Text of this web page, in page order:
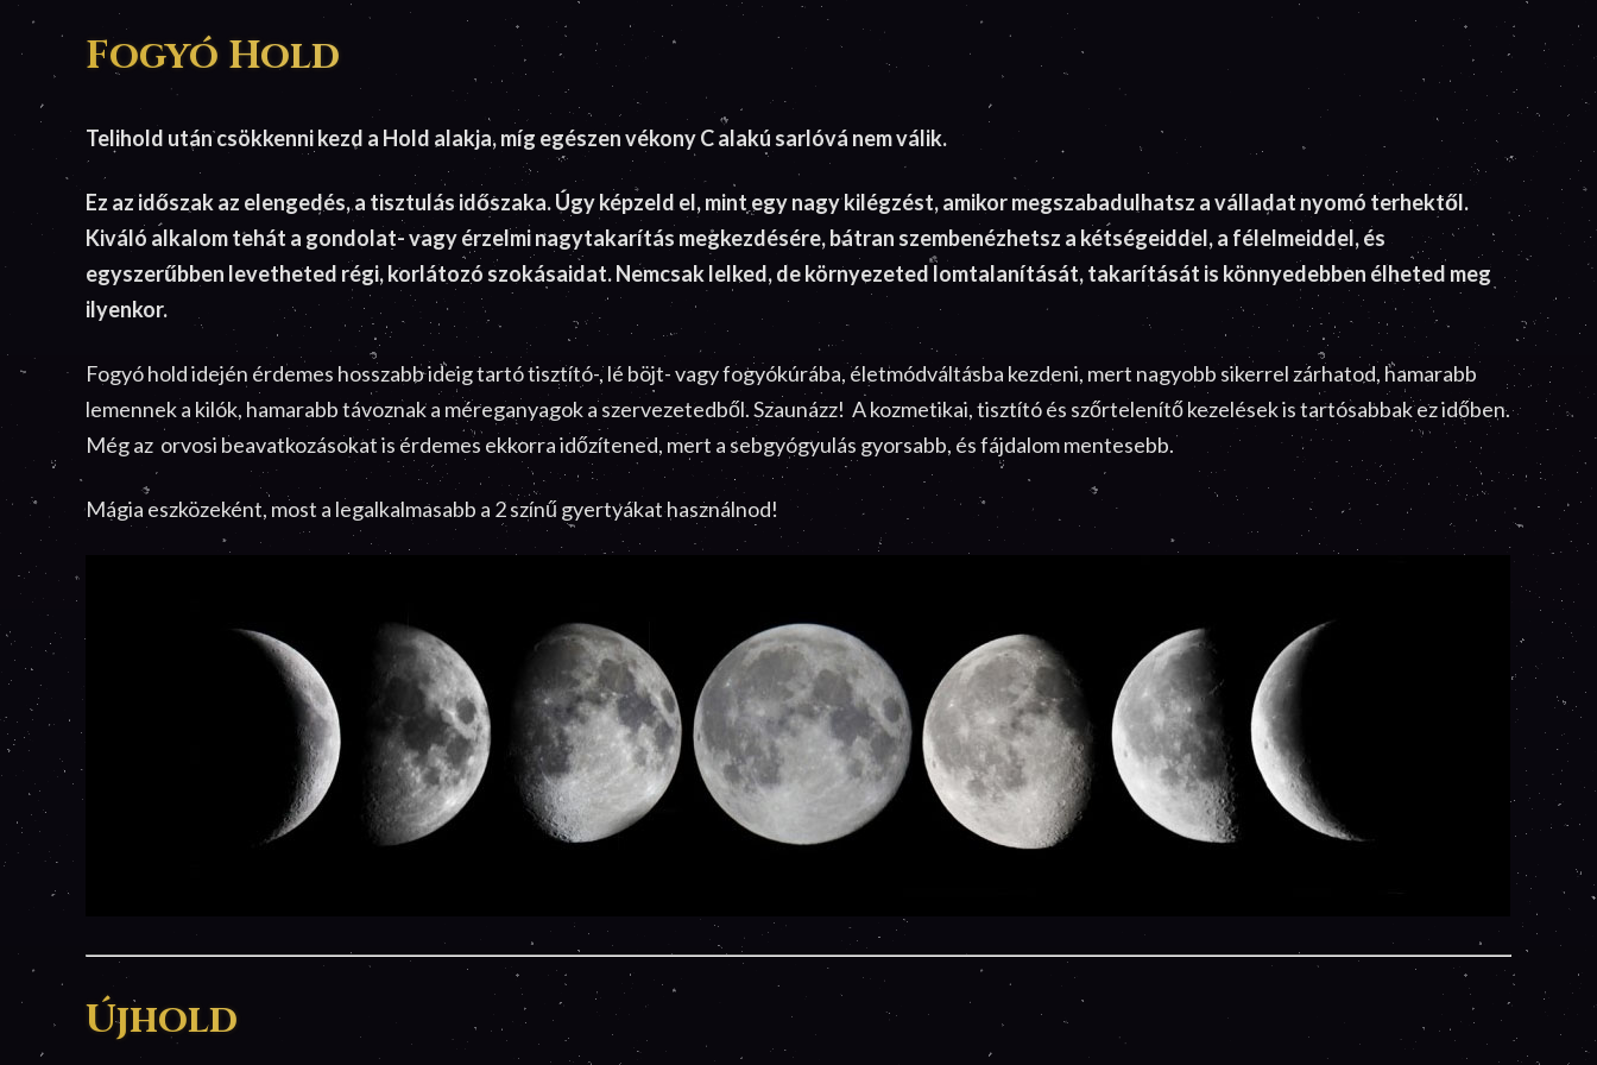
Fogyó Hold
Telihold után csökkenni kezd a Hold alakja, míg egészen vékony C alakú sarlóvá nem válik.
Ez az időszak az elengedés, a tisztulás időszaka. Úgy képzeld el, mint egy nagy kilégzést, amikor megszabadulhatsz a válladat nyomó terhektől.
Kiváló alkalom tehát a gondolat- vagy érzelmi nagytakarítás megkezdésére, bátran szembenézhetsz a kétségeiddel, a félelmeiddel, és
egyszerűbben levetheted régi, korlátozó szokásaidat. Nemcsak lelked, de környezeted lomtalanítását, takarítását is könnyedebben élheted meg
ilyenkor.
Fogyó hold idején érdemes hosszabb ideig tartó tisztító-, lé böjt- vagy fogyókúrába, életmódváltásba kezdeni, mert nagyobb sikerrel zárhatod, hamarabb
lemennek a kilók, hamarabb távoznak a méreganyagok a szervezetedből. Szaunázz! A kozmetikai, tisztító és szőrtelenítő kezelések is tartósabbak ez időben.
Még az orvosi beavatkozásokat is érdemes ekkorra időzítened, mert a sebgyógyulás gyorsabb, és fájdalom mentesebb.
Mágia eszközeként, most a legalkalmasabb a 2 színű gyertyákat használnod!
Újhold